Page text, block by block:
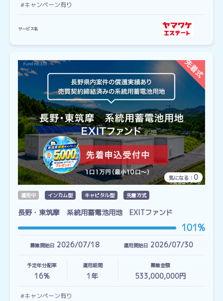
#キャンペーン有り
サービス名
気になる： 0
運用中 インカム型 キャピタル型 先着方式
長野・東筑摩 系統用蓄電池用地 EXITファンド
101%
募集開始日 2026/07/18 運用開始日 2026/07/30
予定年分配率
16%
運用期間
1 年
募集金額
533,000,000円
#キャンペーン有り